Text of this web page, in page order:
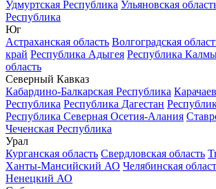
Удмуртская Республика Ульяновская
Республика
Юг
Астраханская область Волгоградская
край Республика Адыгея Республика
область
Северный Кавказ
Кабардино-Балкарская Республика
Республика Республика Дагестан
Республика Северная Осетия-Алания
Чеченская Республика
Урал
Курганская область Свердловская область
Ханты-Мансийский АО Челябинская
Ненецкий АО